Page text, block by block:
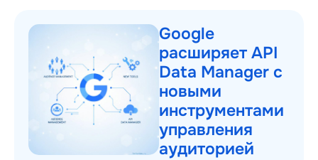
Google
расширяет API
Data Manager с
новыми
инструментами
управления
аудиторией